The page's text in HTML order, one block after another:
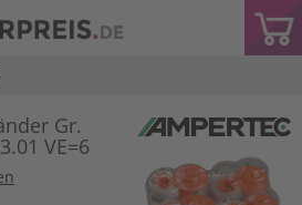
Gr.
VE=6